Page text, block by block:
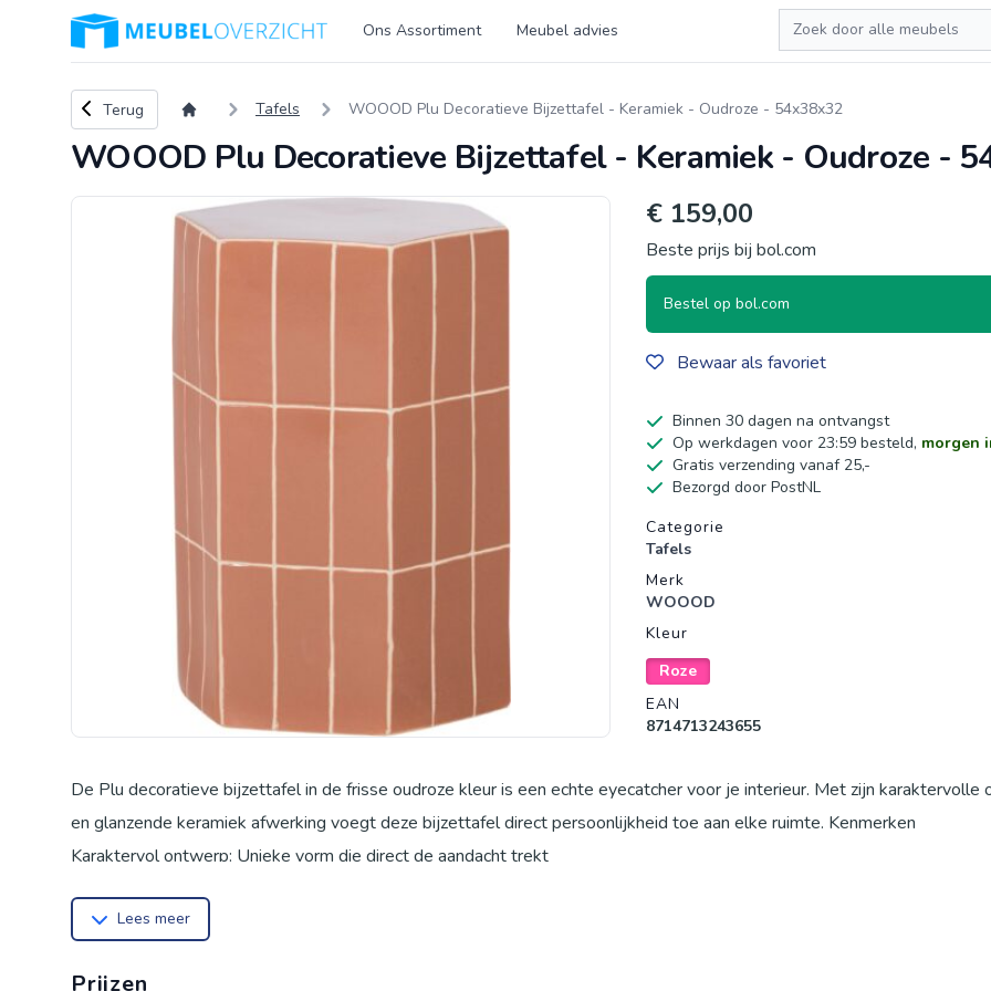
Logo Meubeloverzicht.nl Ons Assortiment Meubel advies
Zoeken
Terug naar overzicht
Terug Tafels WOOOD Plu Decoratieve Bijzettafel - Keramiek - Oudroze - 54x38x32
WOOOD Plu Decoratieve Bijzettafel - Keramiek - Oudroze -
€ 159,00
Beste prijs bij bol.com
Bestel op bol.com
Bewaar als favoriet
Binnen 30 dagen na ontvangst
Op werkdagen voor 23:59 besteld, morgen
Gratis verzending vanaf 25,-
Bezorgd door PostNL
Productgegevens
Categorie
Tafels
Merk
WOOOD
Kleur
Roze
EAN
8714713243655
De Plu decoratieve bijzettafel in de frisse oudroze kleur is een echte eyecatcher voor je interieur. Met zijn karaktervolle
en glanzende keramiek afwerking voegt deze bijzettafel direct persoonlijkheid toe aan elke ruimte. Kenmerken
Karaktervol ontwerp: Unieke vorm die direct de aandacht trekt
Statement stuk: Voegt karakter toe aan je interieur
Lees meer
Prijzen